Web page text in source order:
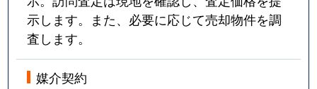
示します。また、必要に応じて売却物件を調
査します。
媒介契約